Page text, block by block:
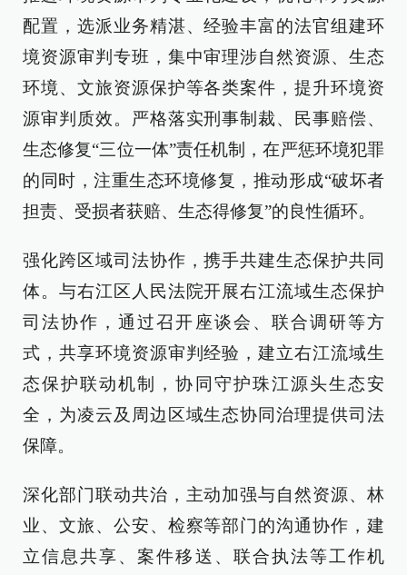
配置，选派业务精湛、经验丰富的法官组建环
境资源审判专班，集中审理涉自然资源、生态
环境、文旅资源保护等各类案件，提升环境资
源审判质效。严格落实刑事制裁、民事赔偿、
生态修复“三位一体”责任机制，在严惩环境犯罪
的同时，注重生态环境修复，推动形成“破坏者
担责、受损者获赔、生态得修复”的良性循环。
强化跨区域司法协作，携手共建生态保护共同
体。与右江区人民法院开展右江流域生态保护
司法协作，通过召开座谈会、联合调研等方
式，共享环境资源审判经验，建立右江流域生
态保护联动机制，协同守护珠江源头生态安
全，为凌云及周边区域生态协同治理提供司法
保障。
深化部门联动共治，主动加强与自然资源、林
业、文旅、公安、检察等部门的沟通协作，建
立信息共享、案件移送、联合执法等工作机